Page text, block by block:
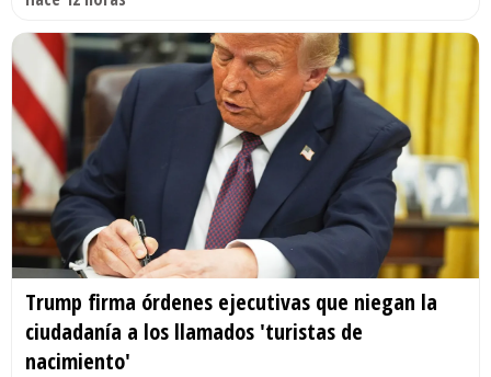
Trump firma órdenes ejecutivas que niegan la
ciudadanía a los llamados 'turistas de
nacimiento'